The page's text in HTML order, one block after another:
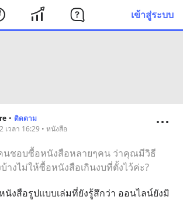
เข้าสู่ระบบ
• ติดตาม
เวลา 16:29 • หนังสือ
นชอบซื้อหนังสือหลายๆคน ว่าคุณมีวิธี
บ้างไม่ให้ซื้อหนังสือเกินงบที่ตั้งไว้ค่ะ?
นังสือรูปแบบเล่มที่ยังรู้สึกว่า ออนไลน์ยังมิ